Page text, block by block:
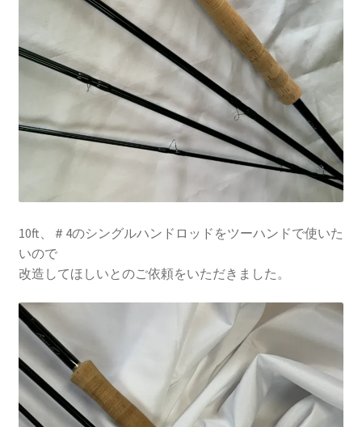
10ft、＃4のシングルハンドロッドをツーハンドで使いた
いので
改造してほしいとのご依頼をいただきました。